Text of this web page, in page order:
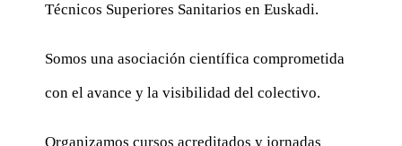
Técnicos Superiores Sanitarios en Euskadi.
Somos una asociación científica comprometida
con el avance y la visibilidad del colectivo.
Organizamos cursos acreditados y jornadas